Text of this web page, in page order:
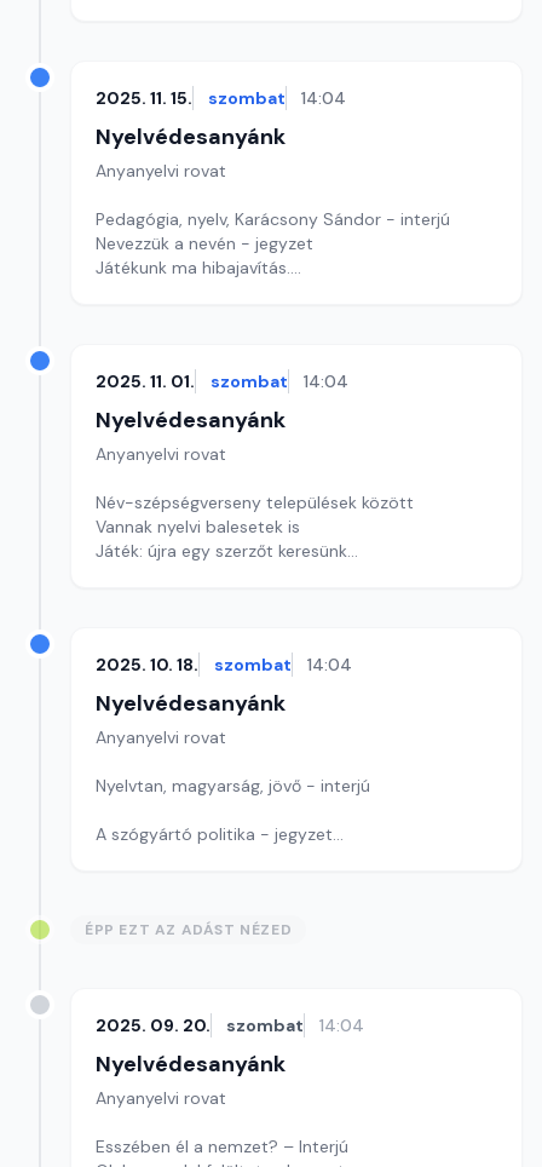
2025. 11. 15. szombat 14:04
Nyelvédesanyánk
Anyanyelvi rovat
Pedagógia, nyelv, Karácsony Sándor - interjú
Nevezzük a nevén - jegyzet
Játékunk ma hibajavítás.
2025. 11. 01. szombat 14:04
Nyelvédesanyánk
Anyanyelvi rovat
Név-szépségverseny települések között
Vannak nyelvi balesetek is
Játék: újra egy szerzőt keresünk
2025. 10. 18. szombat 14:04
Nyelvédesanyánk
Anyanyelvi rovat
Nyelvtan, magyarság, jövő - interjú
A szógyártó politika - jegyzet
Szerkesztő: Nagy György András
ÉPP EZT AZ ADÁST NÉZED
2025. 09. 20. szombat 14:04
Nyelvédesanyánk
Anyanyelvi rovat
Esszében él a nemzet? – Interjú